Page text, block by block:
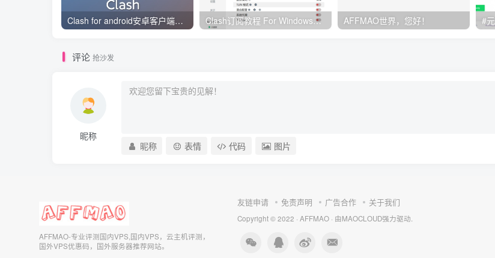
Clash for android安卓客户端保姆级新手使用教程 Clash订阅教程 For Windows中文使用图文教程 AFFMAO世界，您好！
评论 抢沙发
昵称
昵称 表情 代码 图片
AFFMAO-专业评测国内VPS,国内VPS，云主机评测，
国外VPS优惠码，国外服务器推荐网站。
友链申请 免责声明 广告合作 关于我们
Copyright © 2022 · AFFMAO · 由MAOCLOUD强力驱动.